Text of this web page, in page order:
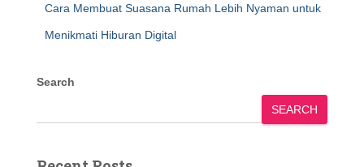
Cara Membuat Suasana Rumah Lebih Nyaman untuk
Menikmati Hiburan Digital
Search
SEARCH